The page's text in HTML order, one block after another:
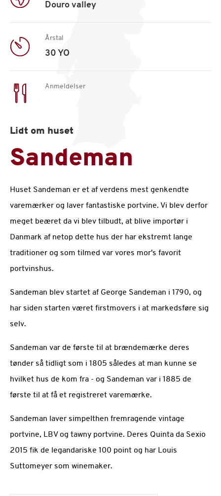
Douro valley
Årstal
30 YO
Anmeldelser
Lidt om huset
Sandeman
Huset Sandeman er et af verdens mest genkendte
varemærker og laver fantastiske portvine. Vi blev derfor
meget beæret da vi blev tilbudt, at blive importør i
Danmark af netop dette hus der har ekstremt lange
traditioner og som tilmed var vores mor's favorit
portvinshus.
Sandeman blev startet af George Sandeman i 1790, og
har siden starten været firstmovers i at markedsføre sig
selv.
Sandeman var de første til at brændemærke deres
tønder så tidligt som i 1805 således at man kunne se
hvilket hus de kom fra - og Sandeman var i 1885 de
første til at få et registreret varemærke.
Sandeman laver simpelthen fremragende vintage
portvine, LBV og tawny portvine. Deres Quinta da Sexio
2015 fik de legandariske 100 point og har Louis
Suttomeyer som winemaker.